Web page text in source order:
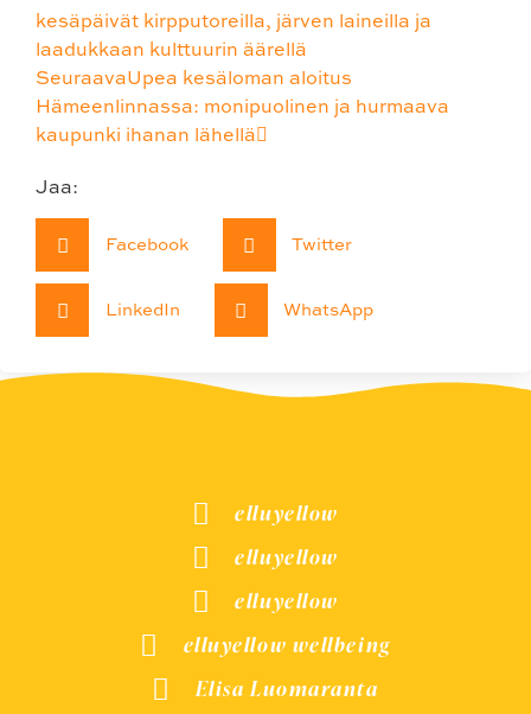
kesäpäivät kirpputoreilla, järven laineilla ja
laadukkaan kulttuurin äärellä
SeuraavaUpea kesäloman aloitus
Hämeenlinnassa: monipuolinen ja hurmaava
kaupunki ihanan lähellä
Jaa:
Facebook Twitter
LinkedIn WhatsApp
elluyellow
elluyellow
elluyellow
elluyellow wellbeing
Elisa Luomaranta